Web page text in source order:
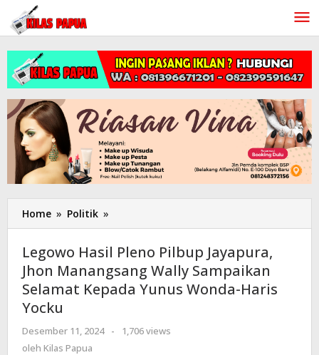
Lewati
konten
Home » Politik »
Hasil
Pleno
Pilbup
Jayapura,
Jhon
Sampaikan
Legowo Hasil Pleno Pilbup Jayapura,
Jhon Manangsang Wally Sampaikan
Selamat Kepada Yunus Wonda-Haris
Yocku
Desember 11, 2024
oleh
-
1,706 views
oleh Kilas Papua